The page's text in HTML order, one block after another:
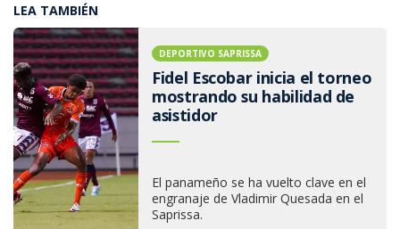
LEA TAMBIÉN
DEPORTIVO SAPRISSA
Fidel Escobar inicia el torneo
mostrando su habilidad de
asistidor
El panameño se ha vuelto clave en el
engranaje de Vladimir Quesada en el
Saprissa.